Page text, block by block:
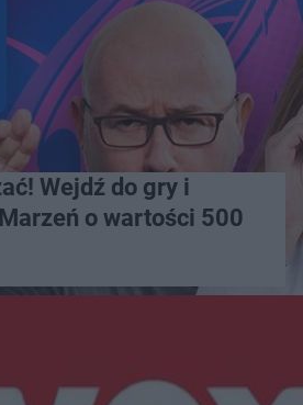
Wejdź do gry i
o wartości 500